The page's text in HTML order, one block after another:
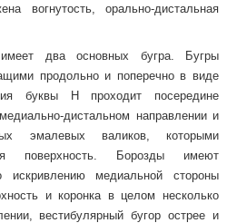
вогнутость, орально-дистальная
имеет два основных бугра. Бугры
продольно и поперечно в виде
буквы Н проходит посередине
дистальном направлении и
эмалевых валиков, которыми
поверхность. Борозды имеют
искривлению медиальной стороны
и коронка в целом несколько
вестибулярный бугор острее и